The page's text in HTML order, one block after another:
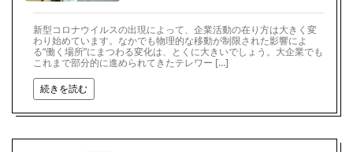
新型コロナウイルスの出現によって、企業活動の在り方は大きく変
わり始めています。なかでも物理的な移動が制限された影響によ
る“働く場所”にまつわる変化は、とくに大きいでしょう。大企業でも
これまで部分的に進められてきたテレワー […]
続きを読む